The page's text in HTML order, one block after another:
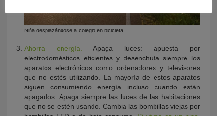
Niña desplazándose al colegio en bicicleta.
Ahorra energía.
Apaga luces: apuesta por
electrodomésticos eficientes y desenchufa siempre los
aparatos electrónicos como ordenadores y televisores
que no estés utilizando. La mayoría de estos aparatos
siguen consumiendo energía incluso cuando están
apagados. Apaga siempre las luces de las habitaciones
que no se estén usando. Cambia las bombillas viejas por